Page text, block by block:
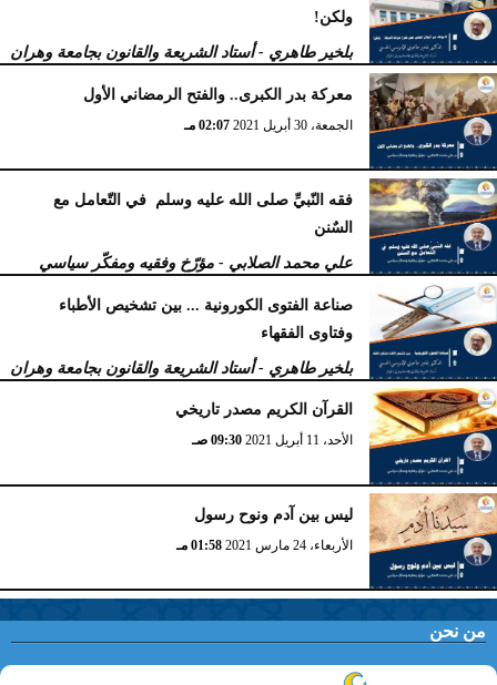
ولكن!
بلخير طاهري - أستاد الشريعة والقانون بجامعة وهران
بالجزائر
الثلاثاء، 3 أغسطس 2021 03:35 مـ
معركة بدر الكبرى.. والفتح الرمضاني الأول
الجمعة، 30 أبريل 2021 02:07 مـ
فقه النّبيِّ صلى الله عليه وسلم في التّعامل مع
السٌنن
علي محمد الصلابي - مؤرّخ وفقيه ومفكّر سياسي
الخميس، 29 أبريل 2021
صناعة الفتوى الكورونیة ... بین تشخیص الأطباء
وفتاوى الفقھاء
بلخير طاهري - أستاد الشريعة والقانون بجامعة وهران
بالجزائر
الإثنين، 26 أبريل 2021 11:51 صـ
القرآن الكريم مصدر تاريخي
الأحد، 11 أبريل 2021 09:30 صـ
ليس بين آدم ونوح رسول
الأربعاء، 24 مارس 2021 01:58 مـ
من نحن